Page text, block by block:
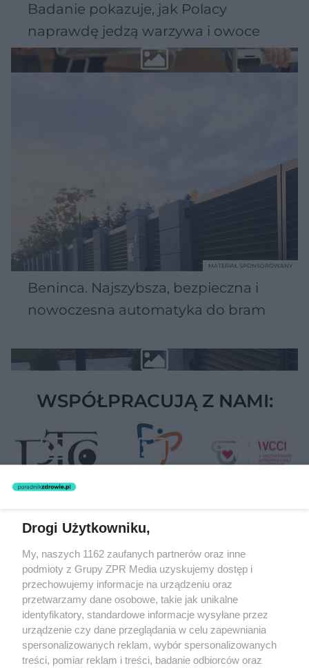
Badanie pokazuje, jak Polacy
naprawdę jedzą warzywa i owoce
Beninca. Najszybsza, bezpieczna i
nowoczesna automatyka do bram
MATERIAŁ SPONSOROWANY
WSPÓŁPRACUJĄ Z NAMI:
Żaden utwór zamieszczony w serwisie nie może być powielany i
rozpowszechniany lub dalej rozpowszechniany w jakikolwiek sposób
(w tym także elektroniczny lub mechaniczny) na jakimkolwiek polu
eksploatacji w jakiejkolwiek formie, włącznie z umieszczaniem w
Internecie bez pisemnej zgody właściciela praw. Jakiekolwiek użycie
lub wykorzystanie utworów w całości lub w części z naruszeniem
prawa, tzn. bez właściwej zgody, jest zabronione pod groźbą kary i
może być ścigane prawnie.
Drogi Użytkowniku,
My, naszych 1162 zaufanych partnerów oraz inne
podmioty z Grupy ZPR Media uzyskujemy dostęp i
przechowujemy informacje na urządzeniu oraz
przetwarzamy dane osobowe, takie jak unikalne
identyfikatory, standardowe informacje wysyłane przez
urządzenie czy dane przeglądania w celu zapewniania
spersonalizowanych reklam, wybór spersonalizowanych
treści, pomiar reklam i treści, badanie odbiorców oraz